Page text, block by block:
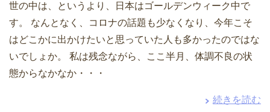
世の中は、というより、日本はゴールデンウィーク中で
す。 なんとなく、コロナの話題も少なくなり、今年こそ
はどこかに出かけたいと思っていた人も多かったのではな
いでしょか。 私は残念ながら、ここ半月、体調不良の状
態からなかなか・・・
続きを読む